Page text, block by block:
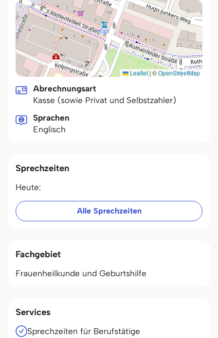
Leaflet | ©OpenStreetMap
Abrechnungsart
Kasse (sowie Privat und Selbstzahler)
Sprachen
Englisch
Sprechzeiten
Heute:
Alle Sprechzeiten
Fachgebiet
Frauenheilkunde und Geburtshilfe
Services
Sprechzeiten für Berufstätige